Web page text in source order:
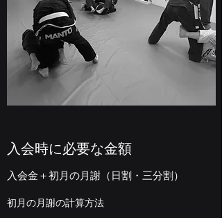
​​入会時に必要な金額
​​入会金＋初月の月謝（日割・三分割）
初月の月謝の計算方法